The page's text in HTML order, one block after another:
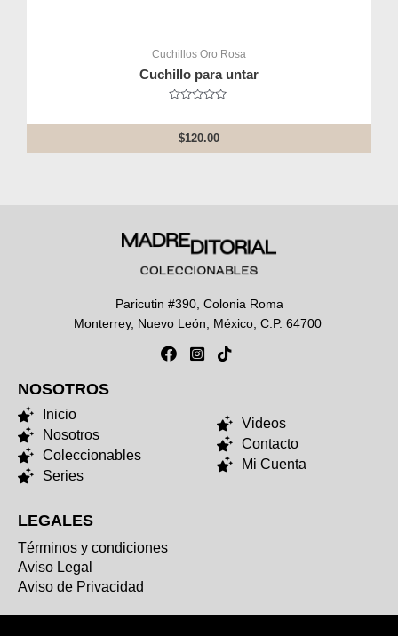
Cuchillos Oro Rosa
Cuchillo para untar
out
of
5
$120.00
Paricutin #390, Colonia Roma
Monterrey, Nuevo León, México, C.P. 64700
NOSOTROS
Inicio
Nosotros
Coleccionables
Series
Videos
Contacto
Mi Cuenta
LEGALES
Términos y condiciones
Aviso Legal
Aviso de Privacidad